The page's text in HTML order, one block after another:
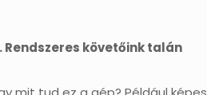
követőink talán